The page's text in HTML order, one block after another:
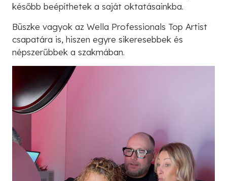
később beépíthetek a saját oktatásainkba.
Büszke vagyok az Wella Professionals Top Artist
csapatára is, hiszen egyre sikeresebbek és
népszerűbbek a szakmában.